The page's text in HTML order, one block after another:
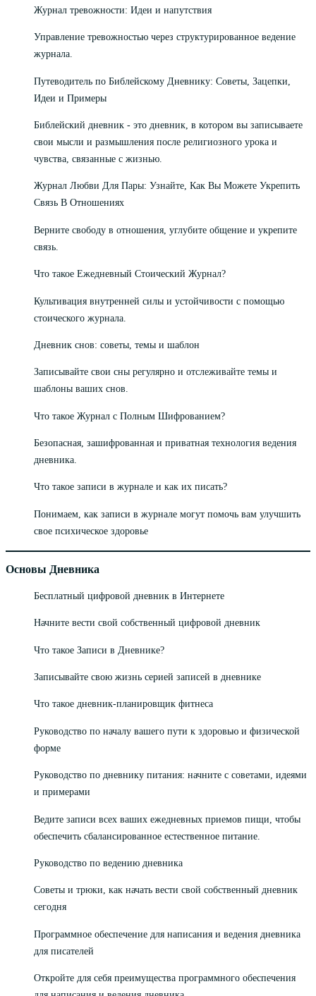
Журнал тревожности: Идеи и напутствия
Управление тревожностью через структурированное ведение
журнала.
Путеводитель по Библейскому Дневнику: Советы, Зацепки,
Идеи и Примеры
Библейский дневник - это дневник, в котором вы записываете
свои мысли и размышления после религиозного урока и
чувства, связанные с жизнью.
Журнал Любви Для Пары: Узнайте, Как Вы Можете Укрепить
Связь В Отношениях
Верните свободу в отношения, углубите общение и укрепите
связь.
Что такое Ежедневный Стоический Журнал?
Культивация внутренней силы и устойчивости с помощью
стоического журнала.
Дневник снов: советы, темы и шаблон
Записывайте свои сны регулярно и отслеживайте темы и
шаблоны ваших снов.
Что такое Журнал с Полным Шифрованием?
Безопасная, зашифрованная и приватная технология ведения
дневника.
Что такое записи в журнале и как их писать?
Понимаем, как записи в журнале могут помочь вам улучшить
свое психическое здоровье
Основы Дневника
Бесплатный цифровой дневник в Интернете
Начните вести свой собственный цифровой дневник
Что такое Записи в Дневнике?
Записывайте свою жизнь серией записей в дневнике
Что такое дневник-планировщик фитнеса
Руководство по началу вашего пути к здоровью и физической
форме
Руководство по дневнику питания: начните с советами, идеями
и примерами
Ведите записи всех ваших ежедневных приемов пищи, чтобы
обеспечить сбалансированное естественное питание.
Руководство по ведению дневника
Советы и трюки, как начать вести свой собственный дневник
сегодня
Программное обеспечение для написания и ведения дневника
для писателей
Откройте для себя преимущества программного обеспечения